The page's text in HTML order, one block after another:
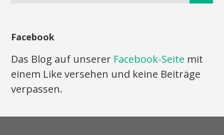
Facebook
Das Blog auf unserer Facebook-Seite mit
einem Like versehen und keine Beiträge
verpassen.